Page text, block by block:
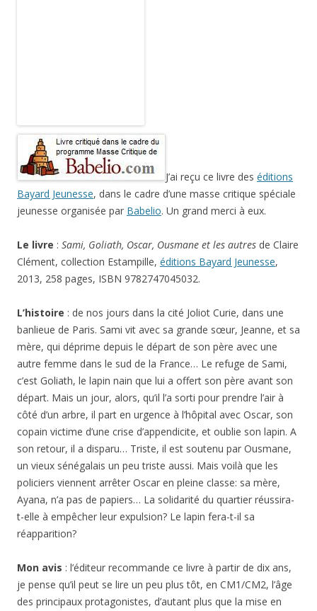
J’ai reçu ce livre des éditions
Bayard Jeunesse, dans le cadre d’une masse critique spéciale
jeunesse organisée par Babelio. Un grand merci à eux.
Le livre : Sami, Goliath, Oscar, Ousmane et les autres de Claire
Clément, collection Estampille, éditions Bayard Jeunesse,
2013, 258 pages, ISBN 9782747045032.
L’histoire : de nos jours dans la cité Joliot Curie, dans une
banlieue de Paris. Sami vit avec sa grande sœur, Jeanne, et sa
mère, qui déprime depuis le départ de son père avec une
autre femme dans le sud de la France… Le refuge de Sami,
c’est Goliath, le lapin nain que lui a offert son père avant son
départ. Mais un jour, alors, qu’il l’a sorti pour prendre l’air à
côté d’un arbre, il part en urgence à l’hôpital avec Oscar, son
copain victime d’une crise d’appendicite, et oublie son lapin. A
son retour, il a disparu… Triste, il est soutenu par Ousmane,
un vieux sénégalais un peu triste aussi. Mais voilà que les
policiers viennent arrêter Oscar en pleine classe: sa mère,
Ayana, n’a pas de papiers… La solidarité du quartier réussira-
t-elle à empêcher leur expulsion? Le lapin fera-t-il sa
réapparition?
Mon avis : l’éditeur recommande ce livre à partir de dix ans,
je pense qu’il peut se lire un peu plus tôt, en CM1/CM2, l’âge
des principaux protagonistes, d’autant plus que la mise en